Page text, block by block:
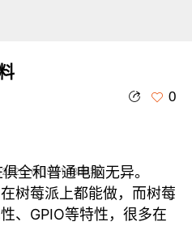
0
6-15 21:18 编辑
全和普通电脑无异。
树莓派上都能做，而树莓
、GPIO等特性，很多在